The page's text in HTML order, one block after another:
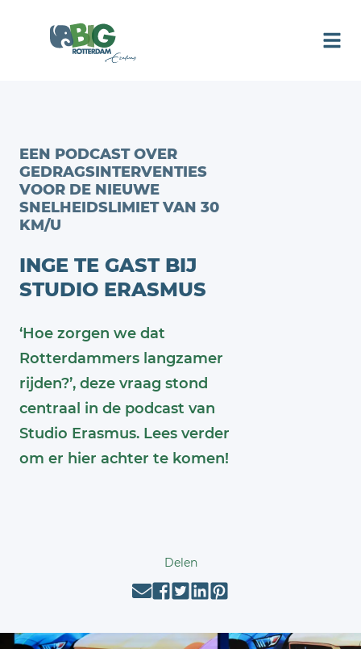
EEN PODCAST OVER
GEDRAGSINTERVENTIES
VOOR DE NIEUWE
SNELHEIDSLIMIET VAN 30
KM/U
INGE TE GAST BIJ
STUDIO ERASMUS
‘Hoe zorgen we dat
Rotterdammers langzamer
rijden?’, deze vraag stond
centraal in de podcast van
Studio Erasmus. Lees verder
om er hier achter te komen!
Delen